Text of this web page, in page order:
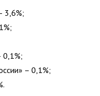
3,6%;
0,1%;
– 0,1%;